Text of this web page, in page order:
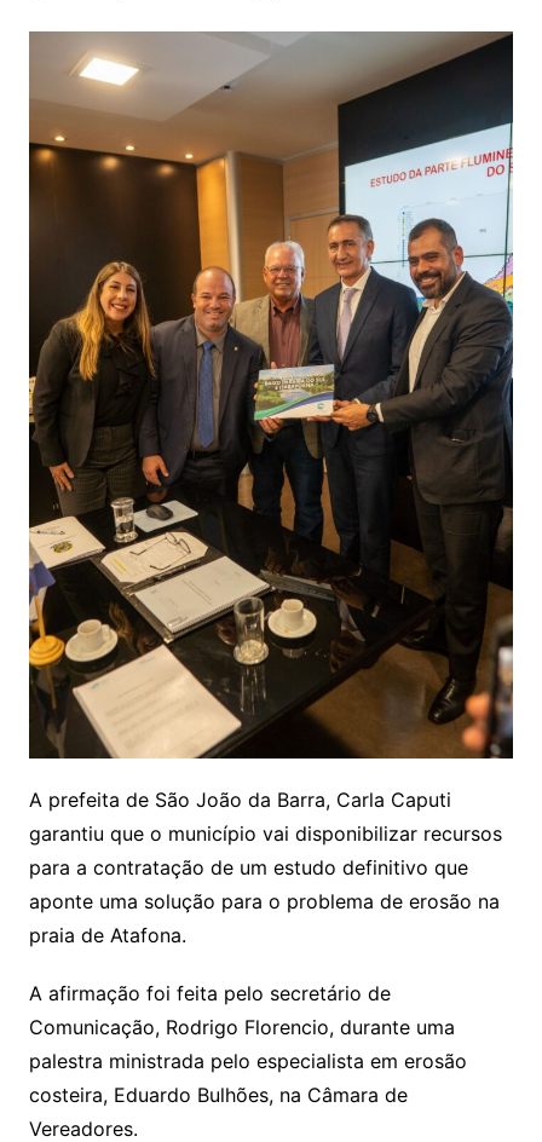
A prefeita de São João da Barra, Carla Caputi
garantiu que o município vai disponibilizar recursos
para a contratação de um estudo definitivo que
aponte uma solução para o problema de erosão na
praia de Atafona.
A afirmação foi feita pelo secretário de
Comunicação, Rodrigo Florencio, durante uma
palestra ministrada pelo especialista em erosão
costeira, Eduardo Bulhões, na Câmara de
Vereadores.